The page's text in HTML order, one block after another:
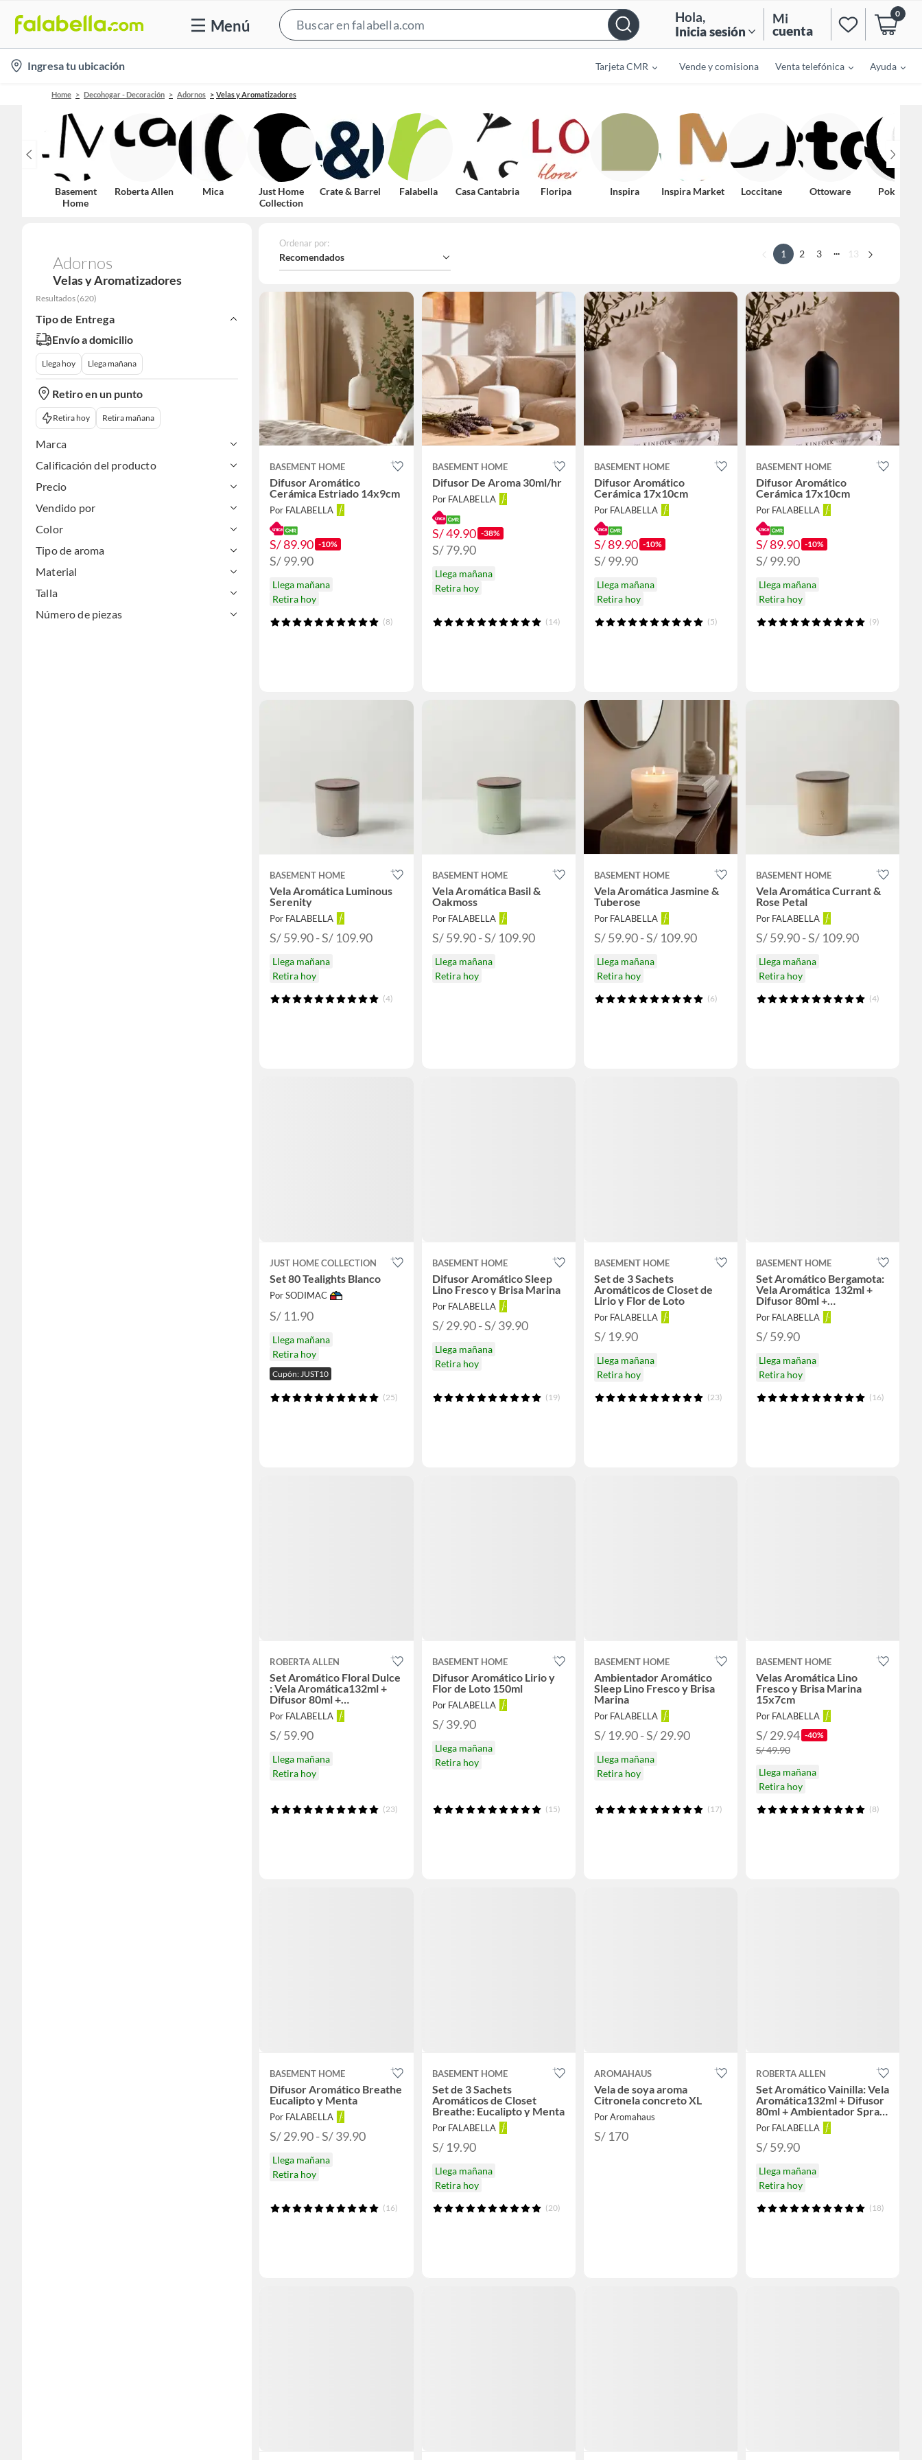
Menú
Bar
Hola,
Inicia sesión
Mi
cuenta
0
location-
icon
Ingresa tu ubicación Tarjeta CMR Vende y comisiona Venta telefónica Ayuda
Home Decohogar - Decoración Adornos Velas y Aromatizadores
Basement
Home
Roberta Allen Mica
Just Home
Collection
Crate & Barrel Falabella Casa Cantabria Floripa Inspira Inspira Market Loccitane Ottoware Pokemon
Adornos
Velas y Aromatizadores
Resultados (620)
Tipo de Entrega
Envío a domicilio
Llega hoy Llega mañana
Retiro en un punto
Retira hoy Retira mañana
Marca
Calificación del producto
Precio
Vendido por
Color
Tipo de aroma
Material
Talla
Número de piezas
Ordenar por:
Recomendados 1 2 3 ... 13
BASEMENT HOME
Difusor Aromático
Cerámica Estriado 14x9cm
Por FALABELLA
S/ 89.90 -10%
S/ 99.90
Llega mañana
Retira hoy
(8)
BASEMENT HOME
Difusor De Aroma 30ml/hr
Por FALABELLA
S/ 49.90 -38%
S/ 79.90
Llega mañana
Retira hoy
(14)
BASEMENT HOME
Difusor Aromático
Cerámica 17x10cm
Por FALABELLA
S/ 89.90 -10%
S/ 99.90
Llega mañana
Retira hoy
(5)
BASEMENT HOME
Difusor Aromático
Cerámica 17x10cm
Por FALABELLA
S/ 89.90 -10%
S/ 99.90
Llega mañana
Retira hoy
(9)
BASEMENT HOME
Vela Aromática Luminous
Serenity
Por FALABELLA
S/ 59.90 - S/ 109.90
Llega mañana
Retira hoy
(4)
BASEMENT HOME
Vela Aromática Basil &
Oakmoss
Por FALABELLA
S/ 59.90 - S/ 109.90
Llega mañana
Retira hoy
BASEMENT HOME
Vela Aromática Jasmine &
Tuberose
Por FALABELLA
S/ 59.90 - S/ 109.90
Llega mañana
Retira hoy
(6)
BASEMENT HOME
Vela Aromática Currant &
Rose Petal
Por FALABELLA
S/ 59.90 - S/ 109.90
Llega mañana
Retira hoy
(4)
JUST HOME COLLECTION
Set 80 Tealights Blanco
Por SODIMAC
S/ 11.90
Llega mañana
Retira hoy
Cupón: JUST10
(25)
BASEMENT HOME
Difusor Aromático Sleep
Lino Fresco y Brisa Marina
Por FALABELLA
S/ 29.90 - S/ 39.90
Llega mañana
Retira hoy
(19)
BASEMENT HOME
Set de 3 Sachets
Aromáticos de Closet de
Lirio y Flor de Loto
Por FALABELLA
S/ 19.90
Llega mañana
Retira hoy
(23)
BASEMENT HOME
Set Aromático Bergamota:
Vela Aromática 132ml +
Difusor 80ml +
Ambientador Spray 80ml
Por FALABELLA
S/ 59.90
Llega mañana
Retira hoy
(16)
ROBERTA ALLEN
Set Aromático Floral Dulce
: Vela Aromática132ml +
Difusor 80ml +
Ambientador Spray 80ml
Por FALABELLA
S/ 59.90
Llega mañana
Retira hoy
(23)
BASEMENT HOME
Difusor Aromático Lirio y
Flor de Loto 150ml
Por FALABELLA
S/ 39.90
Llega mañana
Retira hoy
(15)
BASEMENT HOME
Ambientador Aromático
Sleep Lino Fresco y Brisa
Marina
Por FALABELLA
S/ 19.90 - S/ 29.90
Llega mañana
Retira hoy
(17)
BASEMENT HOME
Velas Aromática Lino
Fresco y Brisa Marina
15x7cm
Por FALABELLA
S/ 29.94 -40%
S/ 49.90
Llega mañana
Retira hoy
(8)
BASEMENT HOME
Difusor Aromático Breathe
Eucalipto y Menta
Por FALABELLA
S/ 29.90 - S/ 39.90
Llega mañana
Retira hoy
(16)
BASEMENT HOME
Set de 3 Sachets
Aromáticos de Closet
Breathe: Eucalipto y Menta
Por FALABELLA
S/ 19.90
Llega mañana
Retira hoy
(20)
AROMAHAUS
Vela de soya aroma
Citronela concreto XL
Por Aromahaus
S/ 170
ROBERTA ALLEN
Set Aromático Vainilla: Vela
Aromática132ml + Difusor
80ml + Ambientador Spray
80ml
Por FALABELLA
S/ 59.90
Llega mañana
Retira hoy
(18)